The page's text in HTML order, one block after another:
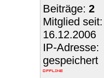
Beiträge: 2
Mitglied seit:
16.12.2006
IP-Adresse:
gespeichert